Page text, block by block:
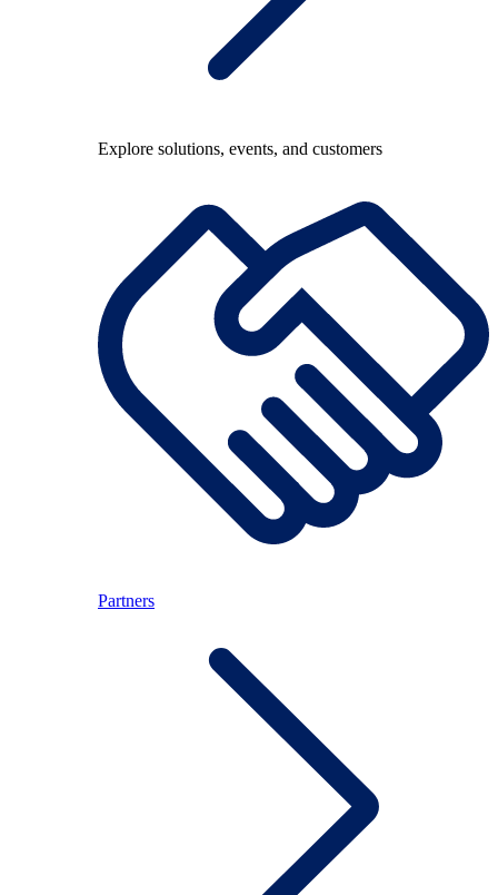
Explore solutions, events, and customers
Partners